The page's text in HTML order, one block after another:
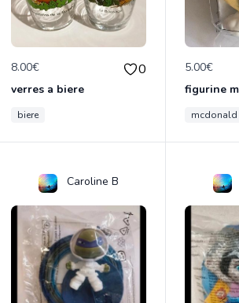
8.00€ 0
verres a biere
biere
5.00€
mcdonald
Caroline B